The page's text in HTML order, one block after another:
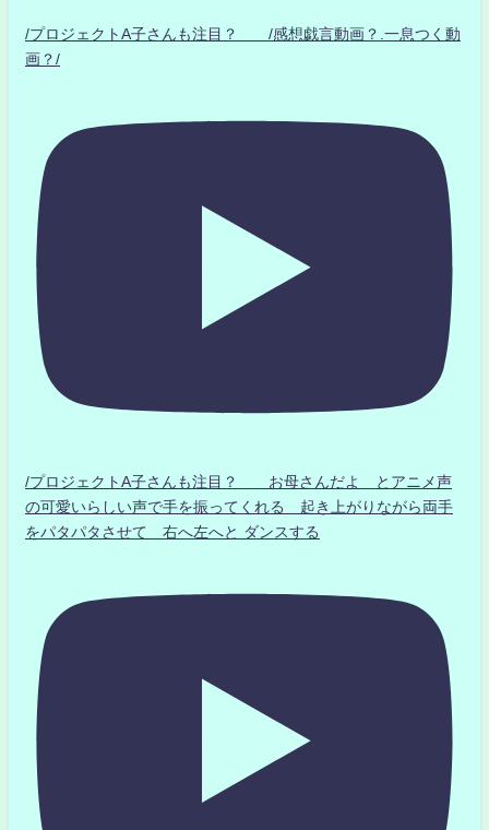
/プロジェクトA子さんも注目？ /感想戯言動画？.一息つく動
画？/
/プロジェクトA子さんも注目？ お母さんだよ とアニメ声
の可愛いらしい声で手を振ってくれる 起き上がりながら両手
をパタパタさせて 右へ左へと ダンスする